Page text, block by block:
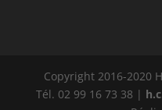
Copyright 2016-2020
Tél. 02 99 16 73 38 |